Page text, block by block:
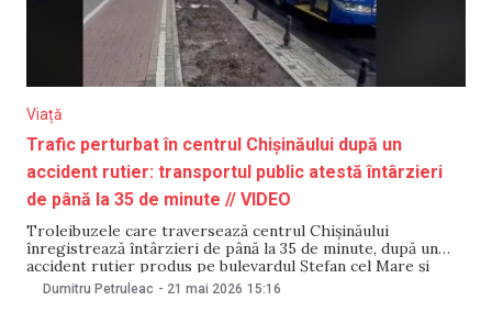
Viață
Trafic perturbat în centrul Chișinăului după un
accident rutier: transportul public atestă întârzieri
de până la 35 de minute // VIDEO
Troleibuzele care traversează centrul Chișinăului
înregistrează întârzieri de până la 35 de minute, după un
accident rutier produs pe bulevardul Ștefan cel Mare și
Sfânt, la intersecția cu strada Armenească. Circulația a fost
Dumitru Petruleac - 21 mai 2026 15:16